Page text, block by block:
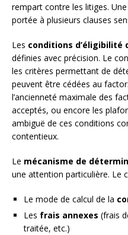
rempart contre les litiges.
portée à plusieurs clauses
Les conditions d’éligibilité
définies avec précision. Le
les critères permettant de
peuvent être cédées au
l’ancienneté maximale des
acceptés, ou encore les
ambiguë de ces conditions
contentieux.
Le mécanisme de
une attention particulière. Le
Le mode de calcul de la
Les frais annexes (frais
traitée, etc.)